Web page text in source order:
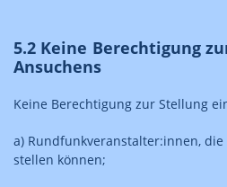
5.2 Keine Berechtigung
Ansuchens
Keine Berechtigung zur Stellung
a) Rundfunkveranstalter:innen, die
stellen können;